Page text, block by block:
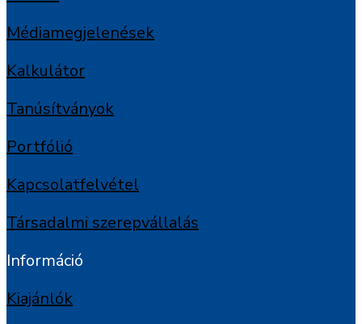
Médiamegjelenések
Kalkulátor
Tanúsítványok
Portfólió
Kapcsolatfelvétel
Társadalmi szerepvállalás
Információ
Kiajánlók